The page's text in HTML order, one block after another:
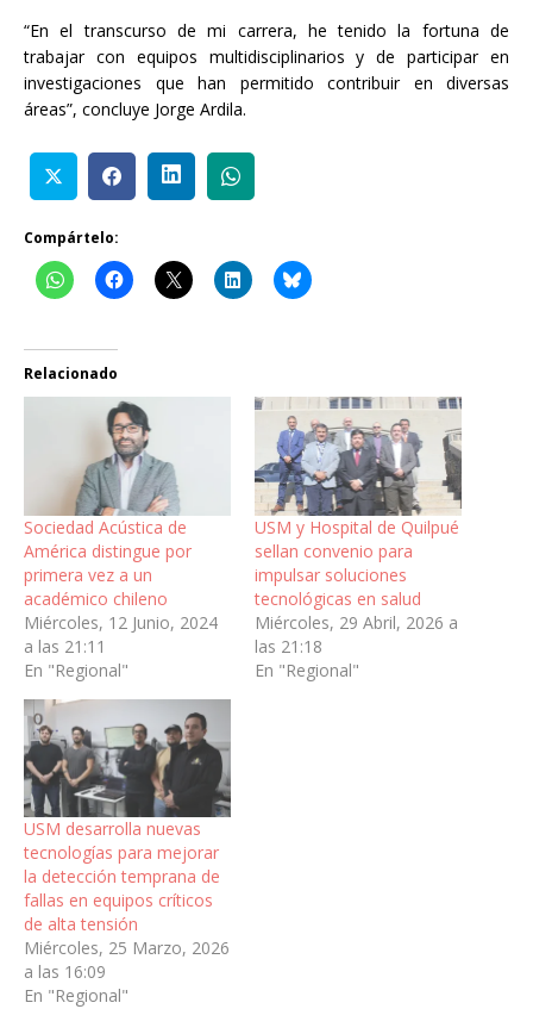
“En el transcurso de mi carrera, he tenido la fortuna de
trabajar con equipos multidisciplinarios y de participar en
investigaciones que han permitido contribuir en diversas
áreas”, concluye Jorge Ardila.
Compártelo:
Relacionado
Sociedad Acústica de
América distingue por
primera vez a un
académico chileno
Miércoles, 12 Junio, 2024
a las 21:11
En "Regional"
USM y Hospital de Quilpué
sellan convenio para
impulsar soluciones
tecnológicas en salud
Miércoles, 29 Abril, 2026 a
las 21:18
En "Regional"
USM desarrolla nuevas
tecnologías para mejorar
la detección temprana de
fallas en equipos críticos
de alta tensión
Miércoles, 25 Marzo, 2026
a las 16:09
En "Regional"